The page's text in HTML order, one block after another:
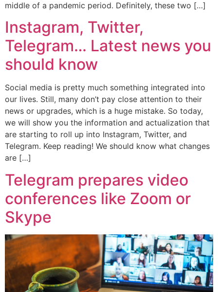
middle of a pandemic period. Definitely, these two […]
Instagram, Twitter,
Telegram… Latest news you
should know
Social media is pretty much something integrated into
our lives. Still, many don’t pay close attention to their
news or upgrades, which is a huge mistake. So today,
we will show you the information and actualization that
are starting to roll up into Instagram, Twitter, and
Telegram. Keep reading! We should know what changes
are […]
Telegram prepares video
conferences like Zoom or
Skype